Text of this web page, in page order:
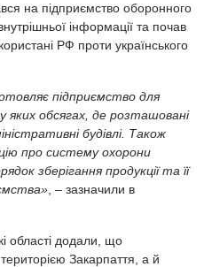
на підприємство оборонного
інформації та почав
РФ проти українського
підприємство для
яких обсягах, де розташовані
будівлі. Також
про систему охорони
зберігання продукції та її
, – зазначили в
області додали, що
Закарпаття, а й